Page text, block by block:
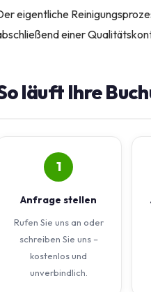
eigentliche
einer
läuft Ihre
1
Anfrage stellen
Rufen Sie uns an oder
schreiben Sie uns –
kostenlos und
unverbindlich.